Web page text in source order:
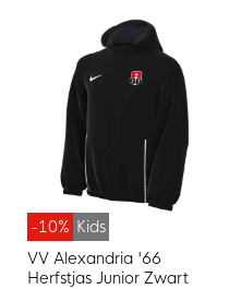
-10% Kids
VV Alexandria '66
Herfstjas Junior Zwart